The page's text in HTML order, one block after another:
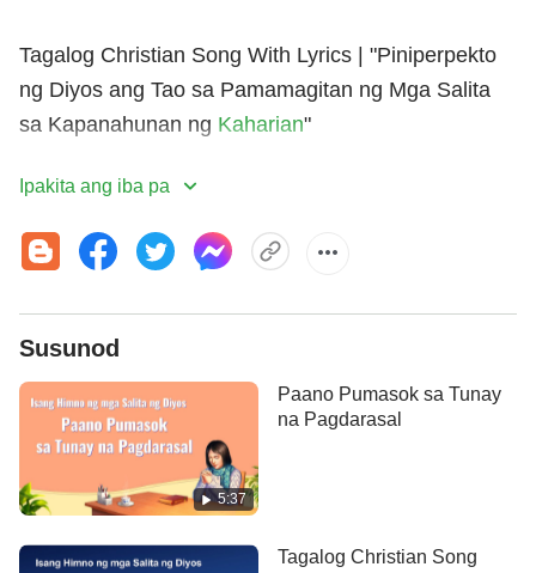
Tagalog Christian Song With Lyrics | "Piniperpekto
ng Diyos ang Tao sa Pamamagitan ng Mga Salita
sa Kapanahunan ng Kaharian"
I
Sa panahong ito, matutupad ng Diyos sa inyo:
na ang lahat ay isasabuhay ang Kanyang salita
at iibigin Siya sa kanilang mga puso.
Angsalita ng Diyos ay ang pundasyon ng kanilang
buhay.
Ipakita ang iba pa
Susunod
5:37
Paano Pumasok sa Tunay
na Pagdarasal
Tagalog Christian Song